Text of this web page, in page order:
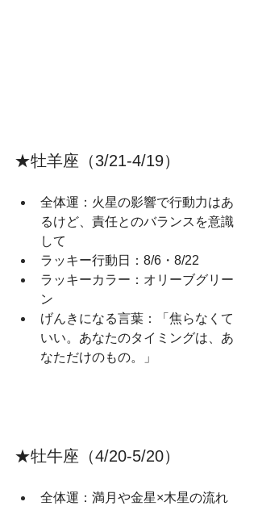
★牡羊座（3/21‑4/19）
全体運：火星の影響で行動力はあ
るけど、責任とのバランスを意識
して
ラッキー行動日：8/6・8/22
ラッキーカラー：オリーブグリー
ン
げんきになる言葉：「焦らなくて
いい。あなたのタイミングは、あ
なただけのもの。」
★牡牛座（4/20‑5/20）
全体運：満月や金星×木星の流れ